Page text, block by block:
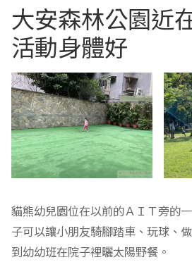
大安森林公園近
活動身體好
貓熊幼兒園位在以前的ＡＩＴ旁的
子可以讓小朋友騎腳踏車、玩球、
到幼幼班在院子裡曬太陽野餐。